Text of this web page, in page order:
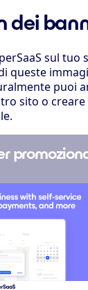
dei
sul tuo
queste
puoi
sito o creare